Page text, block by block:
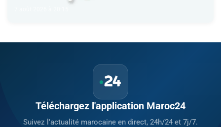
Téléchargez l'application Maroc24
Suivez l'actualité marocaine en direct, 24h/24 et 7j/7.